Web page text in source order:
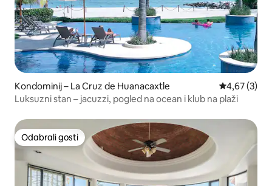
Kondominij – La Cruz de Huanacaxtle Prosječna
4,67 (3)
Luksuzni stan – jacuzzi, pogled na ocean i klub na plaži
Odabrali gosti
Odabrali gosti